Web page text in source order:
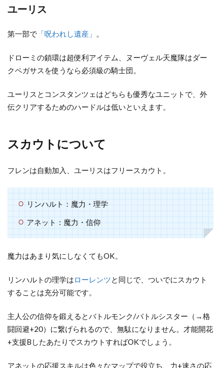
ユーリス
第一部で 「呪われし遺産」 。
ドローミの鎖環は超便利アイテム、ヌーヴェル天魔隊はダー
クペガサスを使うなら必須級の騎士団。
ユーリスとコンスタンツェはどちらも優秀なユニットで、外
伝クリアするためのハードルは低いといえます。
スカウトについて
フレンは自動加入、ユーリスはフリースカウト。
リンハルト：魔力・理学
アネット：魔力・信仰
魔力はあまり気にしなくてもOK。
リンハルトの理学はローレンツと同じで、ついでにスカウト
することは充分可能です。
主人公の信仰を鍛えるとバトルモンク/バトルシスター（→格
闘回避+20）に繋げられるので、無駄になりません。才能開花
+支援BしたあたりでスカウトすればOKでしょう。
アネットの応援スキルは色々なマップで役立ち、力+速さの応